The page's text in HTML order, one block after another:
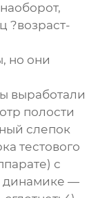
?возраст-
но они
выработали
полости
слепок
тестового
с
динамике —